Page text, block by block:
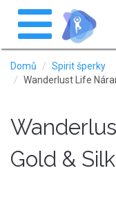
Přejít
hlavnímu
obsahu
Toggle
navigation
Domů
Spirit šperky
Wanderlust Life
Gold &